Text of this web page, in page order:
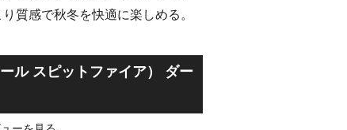
質感で秋冬を快適に楽しめる。
ル スピットファイア） ダー